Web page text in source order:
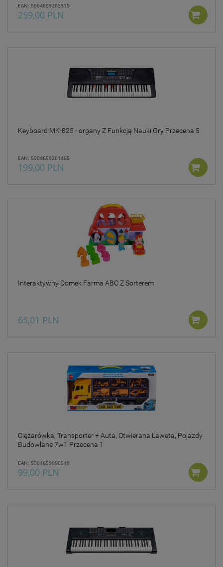
EAN: 5904659203315
259,00 PLN
Keyboard MK-825 - organy Z Funkcją Nauki Gry Przecena 5
EAN: 5904659201465
199,00 PLN
Interaktywny Domek Farma ABC Z Sorterem
65,01 PLN
Ciężarówka, Transporter + Auta, Otwierana Laweta, Pojazdy
Budowlane 7w1 Przecena 1
EAN: 5904659090540
99,00 PLN